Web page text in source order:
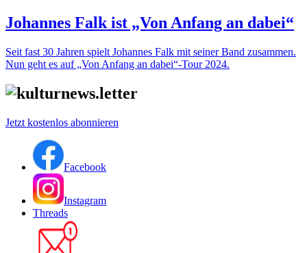
Johannes Falk ist „Von Anfang an dabei“
Seit fast 30 Jahren spielt Johannes Falk mit seiner Band zusammen.
Nun geht es auf „Von Anfang an dabei“-Tour 2024.
Jetzt kostenlos abonnieren
Facebook
Instagram
Threads